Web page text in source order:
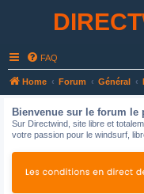
FAQ
Home Forum Général
Bienvenue sur le forum le
Sur Directwind, site libre et
votre passion pour le windsurf,